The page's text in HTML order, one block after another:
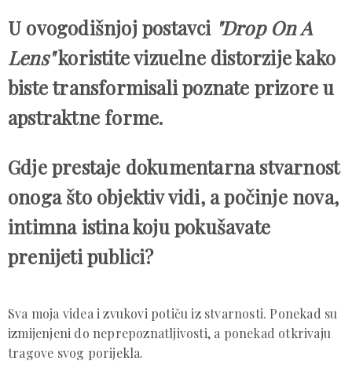
U ovogodišnjoj postavci "Drop On A
Lens"koristite vizuelne distorzije kako
biste transformisali poznate prizore u
apstraktne forme.
Gdje prestaje dokumentarna stvarnost
onoga što objektiv vidi, a počinje nova,
intimna istina koju pokušavate
prenijeti publici?
Sva moja videa i zvukovi potiču iz stvarnosti. Ponekad su
izmijenjeni do neprepoznatljivosti, a ponekad otkrivaju
tragove svog porijekla.